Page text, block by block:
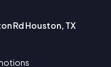
Rd Houston, TX